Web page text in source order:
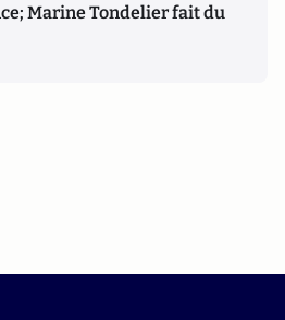
Marine Tondelier fait du